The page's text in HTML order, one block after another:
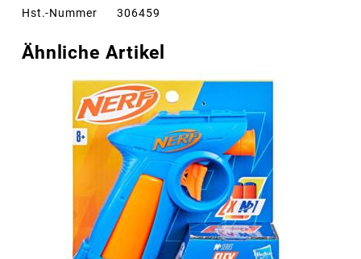
Hst.-Nummer
306459
Ähnliche Artikel